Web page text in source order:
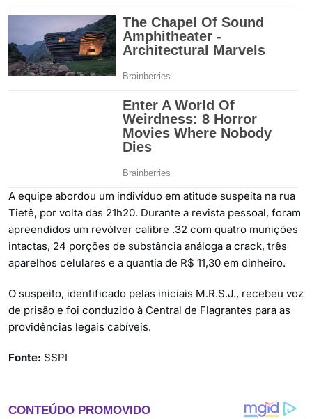
A equipe abordou um indivíduo em atitude suspeita na rua
Tietê, por volta das 21h20. Durante a revista pessoal, foram
apreendidos um revólver calibre .32 com quatro munições
intactas, 24 porções de substância análoga a crack, três
aparelhos celulares e a quantia de R$ 11,30 em dinheiro.
O suspeito, identificado pelas iniciais M.R.S.J., recebeu voz
de prisão e foi conduzido à Central de Flagrantes para as
providências legais cabíveis.
Fonte: SSPI